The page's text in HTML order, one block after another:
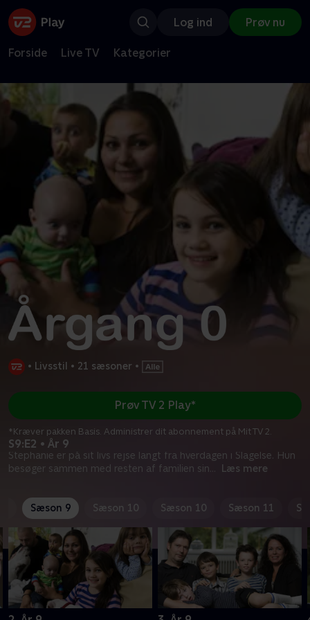
Log ind Prøv nu
Forside Live TV Kategorier
• Livsstil • 21 sæsoner •
S9:E2 • År 9
Stephanie er på sit livs rejse langt fra hverdagen i Slagelse. Hun
besøger sammen med resten af familien sin
Læs mere
Prøv TV 2 Play*
*Kræver pakken Basis. Administrer dit abonnement på Mit TV 2.
Sæson 9 Sæson 10 Sæson 10 Sæson 11